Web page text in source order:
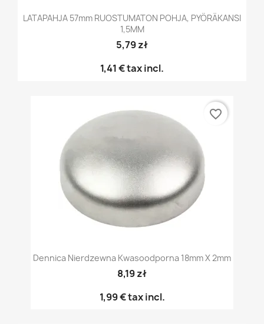
LATAPAHJA 57mm RUOSTUMATON POHJA, PYÖRÄKANSI
1,5MM
5,79 zł
1,41 €tax incl.
Dennica Nierdzewna Kwasoodporna 18mm X 2mm
8,19 zł
1,99 €tax incl.
favorite_border